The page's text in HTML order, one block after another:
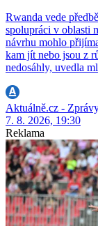
Rwanda vede
spolupráci v oblasti
návrhu mohlo
kam jít nebo jsou z
nedosáhly, uvedla
Aktuálně.cz -
7. 8. 2026, 19:30
Reklama